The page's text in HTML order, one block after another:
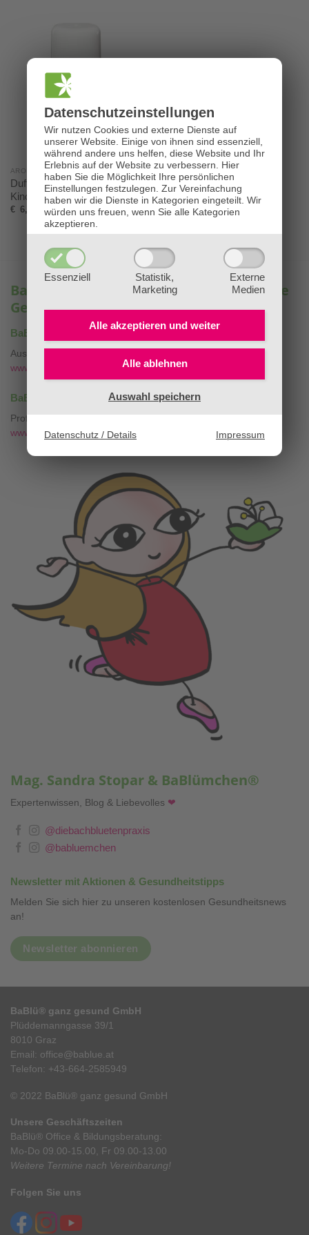
Datenschutz­einstellungen
Wir nutzen Cookies und externe Dienste auf
unserer Website. Einige von ihnen sind essenziell,
während andere uns helfen, diese Website und Ihr
Erlebnis auf der Website zu verbessern. Hier
haben Sie die Möglichkeit Ihre persönlichen
Einstellungen festzulegen. Zur Vereinfachung
haben wir die Dienste in Kategorien eingeteilt. Wir
würden uns freuen, wenn Sie alle Kategorien
akzeptieren.
Essenziell
Statistik,
Marketing
Externe
Medien
Alle akzeptieren und weiter
Alle ablehnen
Auswahl speichern
Datenschutz / Details Impressum
AROMATHERAPIE - ÄTHERISCHE ÖLE
Duftkompositionen mild, für
Kinder
€ 6,80
BaBlü® – Ihre Experten für ganzheitliche
Gesundheit & Bildung
BaBlü Akademie & Onlineshop
Ausbildungen & Bachblütenessenzen
www.bablü.at
BaBlü Bachblütenpraxis & Tierpraxis
Professionelle Bachblütenberatung mit
www.die-bachblütenpraxis.at
Mag. Sandra Stopar & BaBlümchen®
Expertenwissen, Blog & Liebevolles ❤
@diebachbluetenpraxis
@babluemchen
Newsletter mit Aktionen & Gesundheitstipps
Melden Sie sich hier zu unseren kostenlosen Gesundheitsnews
an!
Newsletter abonnieren
BaBlü® ganz gesund GmbH
Plüddemanngasse 39/1
8010 Graz
Email: office@bablue.at
Telefon: +43-664-2585949
© 2022 BaBlü® ganz gesund GmbH
Unsere Geschäftszeiten
BaBlü® Office & Bildungsberatung:
Mo-Do 09.00-15.00, Fr 09.00-13.00
Weitere Termine nach Vereinbarung!
Folgen Sie uns